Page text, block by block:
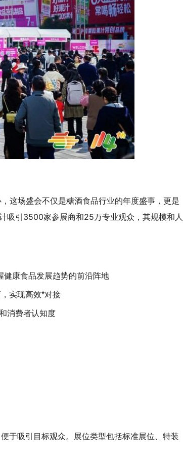
这场盛会不仅是糖酒食品行业的年度盛事，更是
吸引3500家参展商和25万专业观众，其规模和人
健康食品发展趋势的前沿阵地
实现高效*对接
消费者认知度
于吸引目标观众。展位类型包括标准展位、特装